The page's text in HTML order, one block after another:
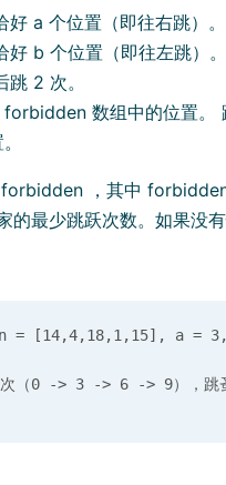
a 个位置（即往右跳）。
b 个位置（即往左跳）。
2 次。
数组中的位置。
，其中
的最少跳跃次数。如果没
= [14,4,18,1,15], a =